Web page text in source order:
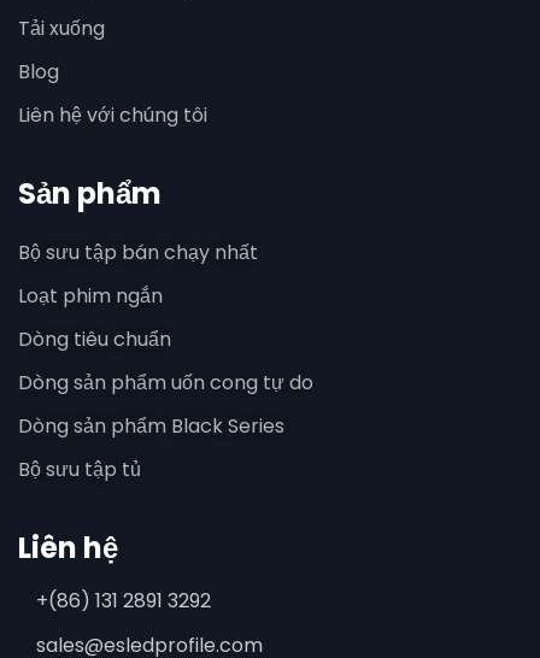
Tải xuống
Blog
Liên hệ với chúng tôi
Sản phẩm
Bộ sưu tập bán chạy nhất
Loạt phim ngắn
Dòng tiêu chuẩn
Dòng sản phẩm uốn cong tự do
Dòng sản phẩm Black Series
Bộ sưu tập tủ
Liên hệ
+(86) 131 2891 3292
sales@esledprofile.com